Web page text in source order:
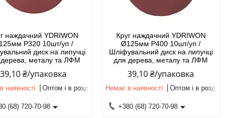
наждачний YDRIWON
P320 10шт/уп /
диск на липучці
металу та ЛФМ
39,10 ₴/упаковка
наявності Оптом і в роздріб
(68) 720-70-98
Круг наждачний YDRIWON
Ø125мм P400 10шт/уп /
Шліфувальний диск на липучці
для дерева, металу та ЛФМ
39,10 ₴/упаковка
Немає в наявності Оптом і в роздріб
+380 (68) 720-70-98